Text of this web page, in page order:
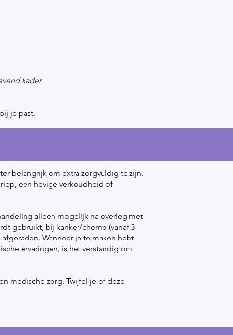
kader.
je past.
belangrijk om extra zorgvuldig te zijn.
een hevige verkoudheid of
alleen mogelijk na overleg met
gebruikt, bij kanker/chemo (vanaf 3
Wanneer je te maken hebt
ervaringen, is het verstandig om
medische zorg. Twijfel je of deze